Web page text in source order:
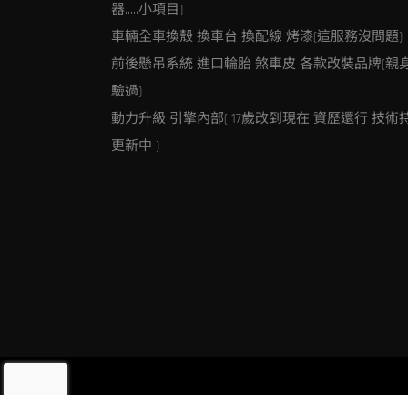
器…..小項目)
車輛全車換殼 換車台 換配線 烤漆(這服務沒問題)
前後懸吊系統 進口輪胎 煞車皮 各款改裝品牌(親
驗過)
動力升級 引擎內部( 17歲改到現在 資歷還行 技術
更新中 )